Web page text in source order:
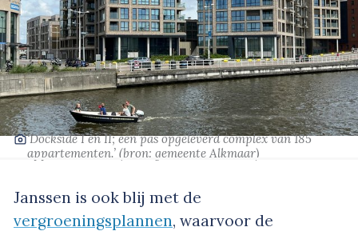
‘Dockside I en II; een pas opgeleverd complex van 185
appartementen.’ (bron: gemeente Alkmaar)
Janssen is ook blij met de
vergroeningsplannen, waarvoor de